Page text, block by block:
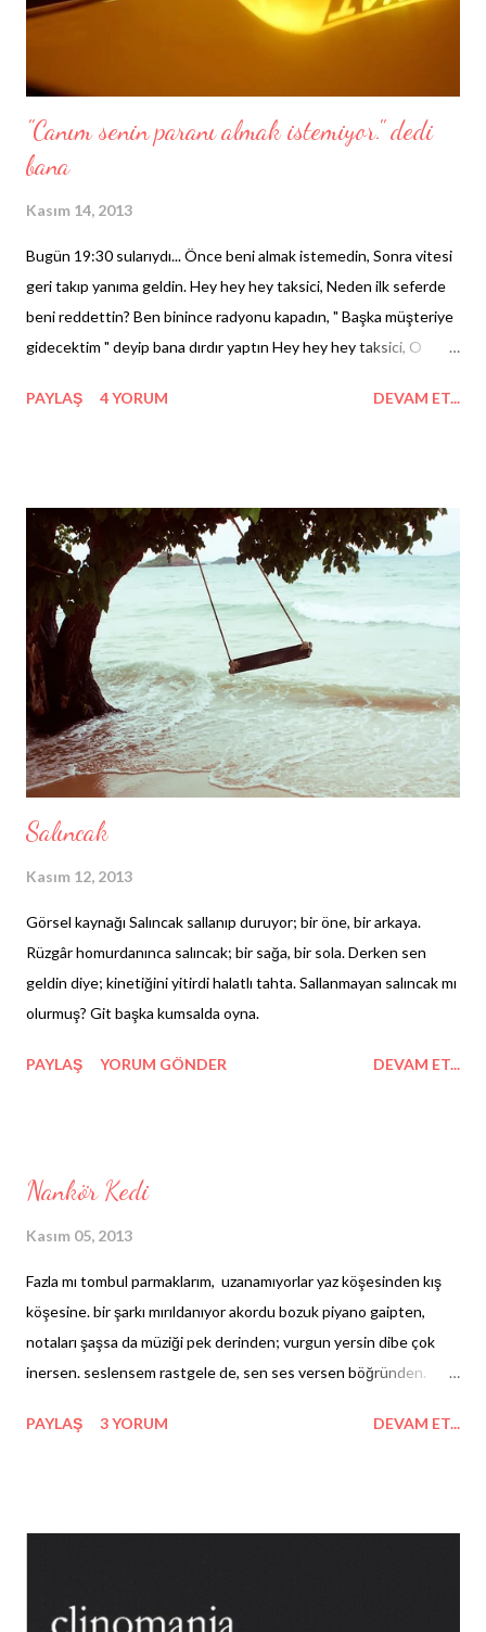
düşündü ve düşündü; nesinin eksik olduğunu anlama...
"Canım senin paranı almak istemiyor." dedi
bana
Kasım 14, 2013
Bugün 19:30 sularıydı... Önce beni almak istemedin, Sonra vitesi
geri takıp yanıma geldin. Hey hey hey taksici, Neden ilk seferde
beni reddettin? Ben binince radyonu kapadın, " Başka müşteriye
gidecektim " deyip bana dırdır yaptın Hey hey hey taksici, O
" dedim, dursana. Hey hey hey taksici, Niye beni 29 metre öteye
dedim diye bana zılgıtı çektin. Hey hey hey taksici, Sen bana
bunları niye ettin? " Canım istemiyor da ne demek, alın lütfen şu
paray ı" dememle bir oldu terk etmem korkudan sarı aracını. Hey
hey hey taksici, " İnsene beee! " diye para uzatana bağırılır mı?
Psikolojim bozuldu sayende, Dörtlükler yaz...
PAYLAŞ 4 YORUM DEVAM ET...
Salıncak
Kasım 12, 2013
Görsel kaynağı Salıncak sallanıp duruyor; bir öne, bir arkaya.
Rüzgâr homurdanınca salıncak; bir sağa, bir sola. Derken sen
geldin diye; kinetiğini yitirdi halatlı tahta. Sallanmayan salıncak mı
olurmuş? Git başka kumsalda oyna.
PAYLAŞ YORUM GÖNDER DEVAM ET...
Nankör Kedi
Kasım 05, 2013
Fazla mı tombul parmaklarım, uzanamıyorlar yaz köşesinden kış
köşesine. bir şarkı mırıldanıyor akordu bozuk piyano gaipten,
notaları şaşsa da müziği pek derinden; vurgun yersin dibe çok
inersen. seslensem rastgele de, sen ses versen böğründen.
hâlâ okuyorsun ki, sevdin mi yoksa saçmalamayı? (gülücük)
PAYLAŞ 3 YORUM DEVAM ET...